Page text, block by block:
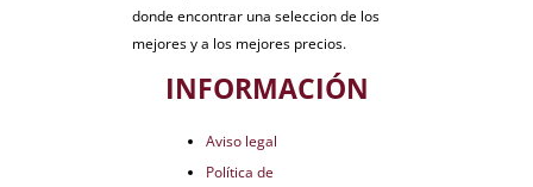
donde encontrar una seleccion de los
mejores y a los mejores precios.
INFORMACIÓN
Aviso legal
Política de